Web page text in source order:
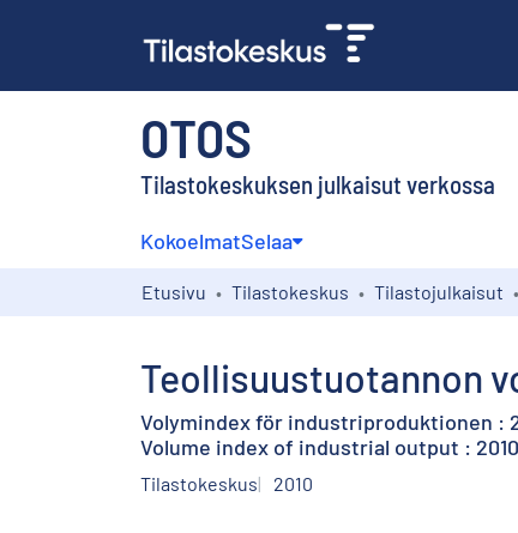
OTOS
Tilastokeskuksen julkaisut verkossa
KokoelmatSelaa
Etusivu Tilastokeskus Tilastojulkaisut
Teollisuustuotannon
Volymindex för industriproduktionen :
Volume index of industrial output :
Tilastokeskus 2010